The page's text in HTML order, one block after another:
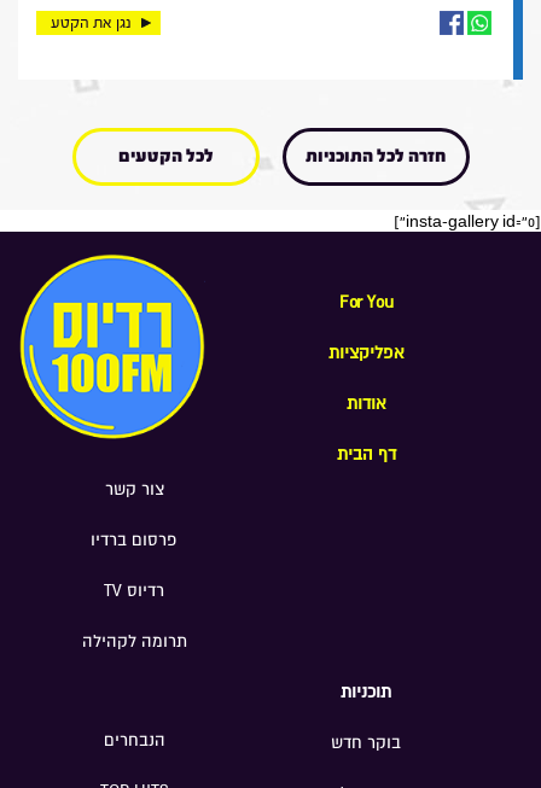
נגן את הקטע
חזרה לכל התוכניות לכל הקטעים
[insta-gallery id="0"]
For You
אפליקציות
אודות
דף הבית
צור קשר
פרסום ברדיו
רדיוס TV
תרומה לקהילה
תוכניות
בוקר חדש הנבחרים